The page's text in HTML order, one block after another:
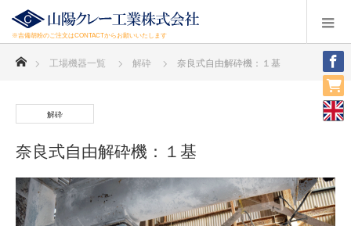
※吉備胡粉のご注文はCONTACTからお願いいたします
ホーム
工場機器一覧 解砕 奈良式自由解砕機：１基
解砕
奈良式自由解砕機：１基